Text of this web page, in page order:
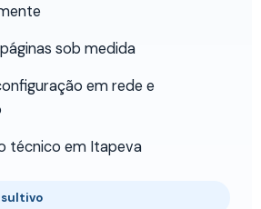
sob medida
em rede e
técnico em Itapeva